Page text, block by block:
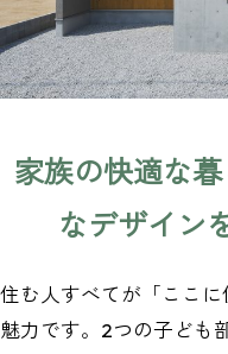
家族の快適な
なデザイン
住む人すべてが「ここ
魅力です。2つの子ども